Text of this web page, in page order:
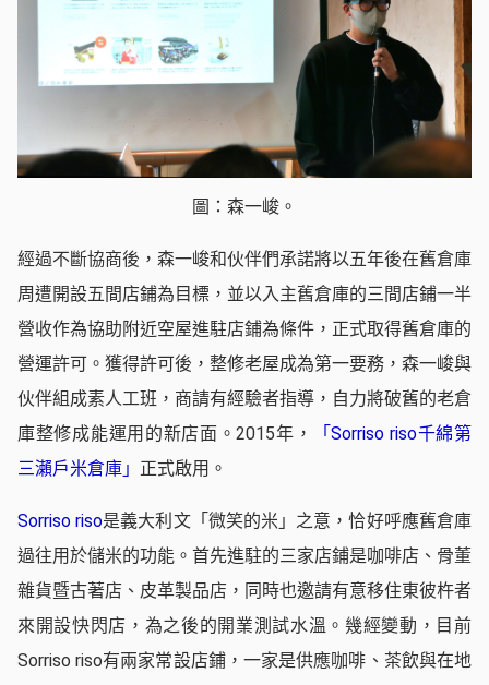
圖：森一峻。
經過不斷協商後，森一峻和伙伴們承諾將以五年後在舊倉庫
周遭開設五間店鋪為目標，並以入主舊倉庫的三間店鋪一半
營收作為協助附近空屋進駐店鋪為條件，正式取得舊倉庫的
營運許可。獲得許可後，整修老屋成為第一要務，森一峻與
伙伴組成素人工班，商請有經驗者指導，自力將破舊的老倉
庫整修成能運用的新店面。2015年，
「Sorriso riso千綿第
三瀨戶米倉庫」 正式啟用。
Sorriso riso是義大利文「微笑的米」之意，恰好呼應舊倉庫
過往用於儲米的功能。首先進駐的三家店鋪是咖啡店、骨董
雜貨暨古著店、皮革製品店，同時也邀請有意移住東彼杵者
來開設快閃店，為之後的開業測試水溫。幾經變動，目前
Sorriso riso有兩家常設店鋪，一家是供應咖啡、茶飲與在地